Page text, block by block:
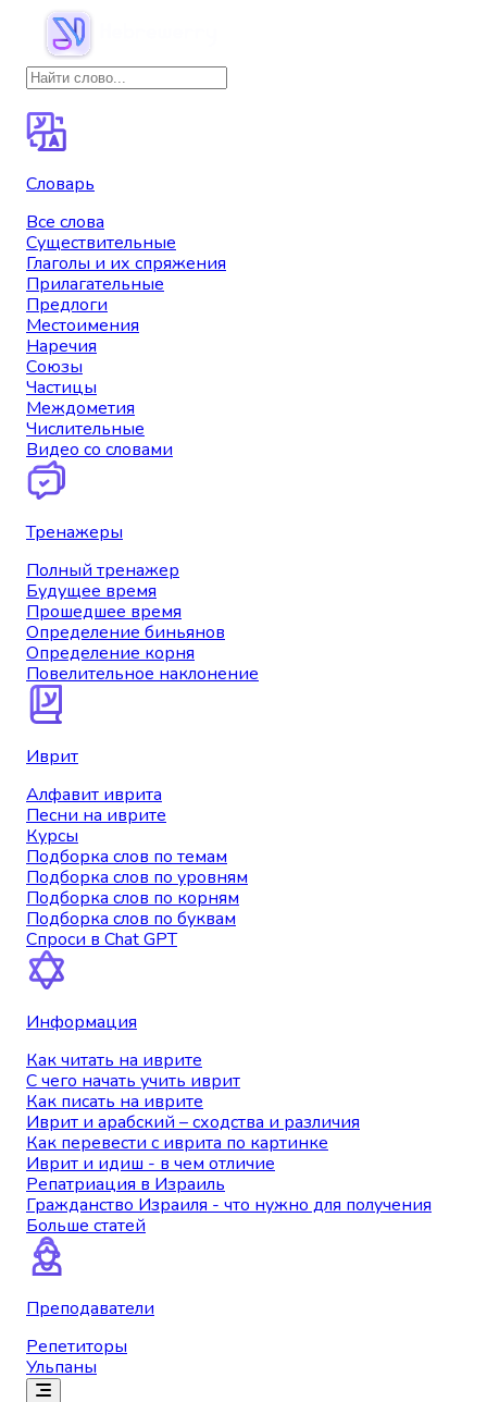
Словарь
Все слова
Существительные
Глаголы и их спряжения
Прилагательные
Предлоги
Местоимения
Наречия
Союзы
Частицы
Междометия
Числительные
Видео со словами
Тренажеры
Полный тренажер
Будущее время
Прошедшее время
Определение биньянов
Определение корня
Повелительное наклонение
Иврит
Алфавит иврита
Песни на иврите
Курсы
Подборка слов по темам
Подборка слов по уровням
Подборка слов по корням
Подборка слов по буквам
Спроси в Chat GPT
Информация
Как читать на иврите
С чего начать учить иврит
Как писать на иврите
Иврит и арабский – сходства и различия
Как перевести с иврита по картинке
Иврит и идиш - в чем отличие
Репатриация в Израиль
Гражданство Израиля - что нужно для получения
Больше статей
Преподаватели
Репетиторы
Ульпаны